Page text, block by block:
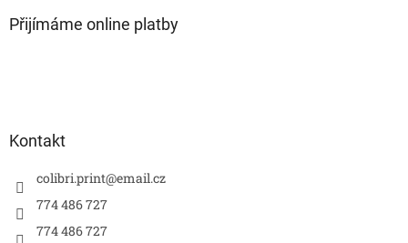
Přijímáme online platby
Kontakt
colibri.print@email.cz
774 486 727
774 486 727